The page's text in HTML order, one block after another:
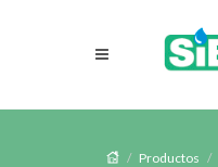
Productos